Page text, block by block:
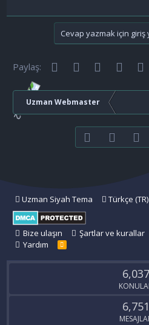
Cevap yazmak için giriş
Paylaş: FacebookTwitterReddit
Uzman Webmaster
FacebookTwitter
Uzman Siyah Tema Türkçe (TR)
Bize ulaşın Şartlar ve kurallar
Yardım
R
S
6,037
6,751